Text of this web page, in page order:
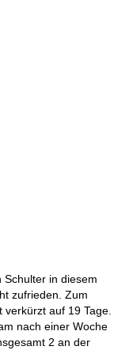
in diesem
zufrieden. Zum
auf 19 Tage.
nach einer Woche
2 an der